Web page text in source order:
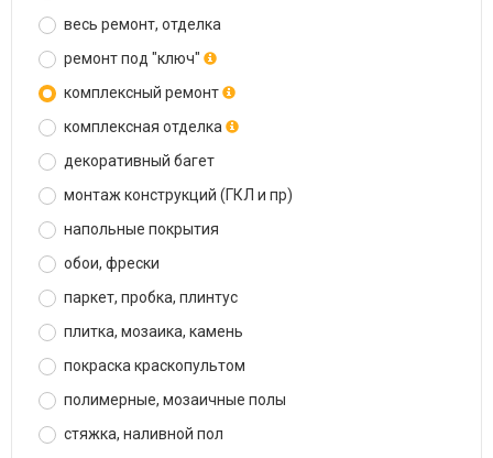
весь ремонт, отделка
ремонт под "ключ"
комплексный ремонт
комплексная отделка
декоративный багет
монтаж конструкций (ГКЛ и пр)
напольные покрытия
обои, фрески
паркет, пробка, плинтус
плитка, мозаика, камень
покраска краскопультом
полимерные, мозаичные полы
стяжка, наливной пол